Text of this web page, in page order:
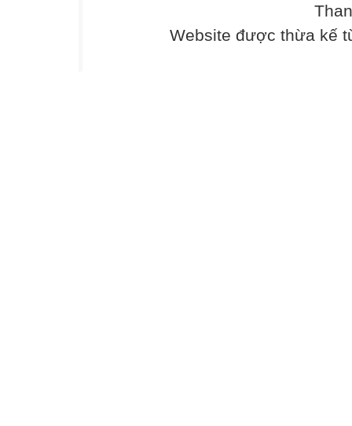
Website được thừa kế